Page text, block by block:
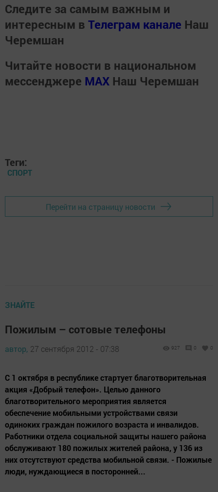
Следите за самым важным и
интересным в Телеграм канале Наш
Черемшан
Читайте новости в национальном
мессенджере MАХ Наш Черемшан
Теги:
СПОРТ
Перейти на страницу новости
ЗНАЙТЕ
Пожилым – сотовые телефоны
автор, 27 сентября 2012 - 07:38 927 0 0
С 1 октября в республике стартует благотворительная
акция «Добрый телефон». Целью данного
благотворительного мероприятия является
обеспечение мобильными устройствами связи
одиноких граждан пожилого возраста и инвалидов.
Работники отдела социальной защиты нашего района
обслуживают 180 пожилых жителей района, у 136 из
них отсутствуют средства мобильной связи. - Пожилые
люди, нуждающиеся в посторонней...